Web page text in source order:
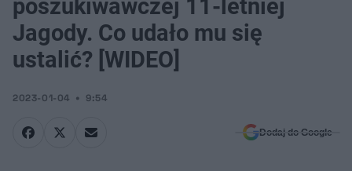
poszukiwawczej 11-letniej
Jagody. Co udało mu się
ustalić? [WIDEO]
2023-01-04 9:54
Dodaj do Google